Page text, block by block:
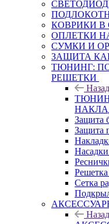
КОВРИКИ В
ОПЛЕТКИ
СУМКИ И
ЗАЩИТА
ТЮНИНГ:
РЕШЕТКИ
Назад
Защита
Защита
Решетка
Сетка
Назад